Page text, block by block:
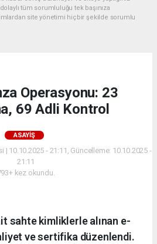
tüm sorumluluğu tek başınıza
site yönetimi hiçbir şekilde sorumlu
Operasyonu: 23
69 Adli Kontrol
ASAYIŞ
10.10.2025 - 21:11, Güncelleme: 10.10.2025 -
21:11
kez okundu.
sahte kimliklerle alınan e-
ve sertifika düzenlendi.